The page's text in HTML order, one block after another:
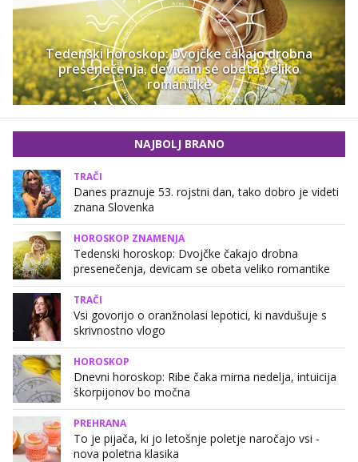
Tedenski horoskop: Dvojčke čakajo drobna
presenečenja, devicam se obeta veliko
romantike
NAJBOLJ BRANO
TRAČI
Danes praznuje 53. rojstni dan, tako dobro je videti
znana Slovenka
HOROSKOP ZNAMENJA
Tedenski horoskop: Dvojčke čakajo drobna
presenečenja, devicam se obeta veliko romantike
TRAČI
Vsi govorijo o oranžnolasi lepotici, ki navdušuje s
skrivnostno vlogo
HOROSKOP
Dnevni horoskop: Ribe čaka mirna nedelja, intuicija
škorpijonov bo močna
PREHRANA
To je pijača, ki jo letošnje poletje naročajo vsi -
nova poletna klasika